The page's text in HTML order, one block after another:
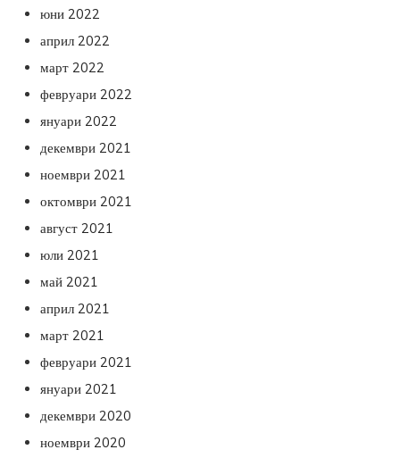
юни 2022
април 2022
март 2022
февруари 2022
януари 2022
декември 2021
ноември 2021
октомври 2021
август 2021
юли 2021
май 2021
април 2021
март 2021
февруари 2021
януари 2021
декември 2020
ноември 2020